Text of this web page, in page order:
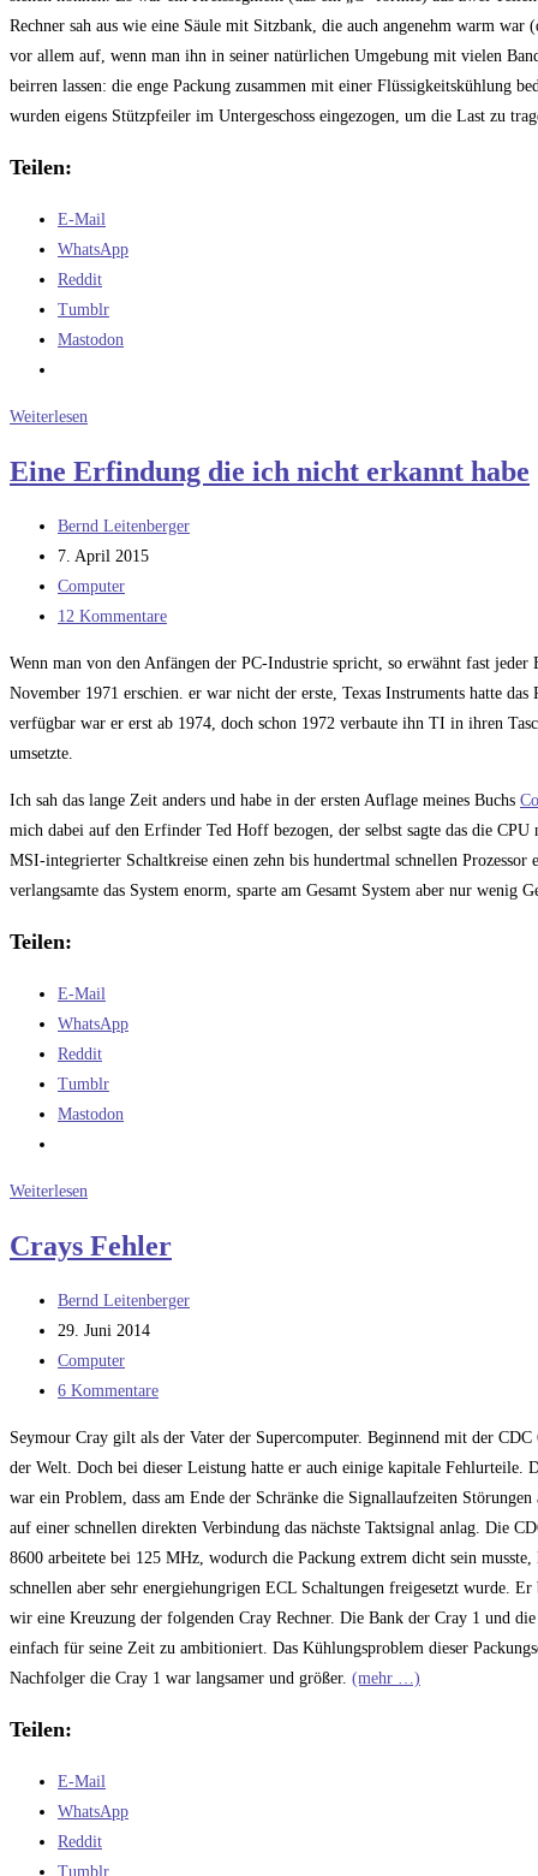
Rechner sah aus wie eine Säule mit Sitzbank, die auch angenehm warm
vor allem auf, wenn man ihn in seiner natürlichen Umgebung mit vielen
beirren lassen: die enge Packung zusammen mit einer Flüssigkeitskühlung
wurden eigens Stützpfeiler im Untergeschoss eingezogen, um die Last zu
Teilen:
E-Mail
WhatsApp
Reddit
Tumblr
Mastodon
Weiterlesen
ist
Cray-
Vektorrechner
(2)
Eine Erfindung die ich nicht erkannt habe
Beitrags-
Autor:
Bernd Leitenberger
Beitrag
veröffentlicht:
7. April 2015
Beitrags-
Kategorie:
Computer
Beitrags-
12 Kommentare
Wenn man von den Anfängen der PC-Industrie spricht, so erwähnt fast
November 1971 erschien. er war nicht der erste, Texas Instruments hatte
verfügbar war er erst ab 1974, doch schon 1972 verbaute ihn TI in ihren
umsetzte.
Ich sah das lange Zeit anders und habe in der ersten Auflage meines Buchs
mich dabei auf den Erfinder Ted Hoff bezogen, der selbst sagte das die
MSI-integrierter Schaltkreise einen zehn bis hundertmal schnellen
verlangsamte das System enorm, sparte am Gesamt System aber nur wenig
Teilen:
E-Mail
WhatsApp
Reddit
Tumblr
Mastodon
Weiterlesen
die
nicht
erkannt
habe
Crays Fehler
Beitrags-
Autor:
Bernd Leitenberger
Beitrag
veröffentlicht:
29. Juni 2014
Beitrags-
Kategorie:
Computer
Beitrags-
6 Kommentare
Seymour Cray gilt als der Vater der Supercomputer. Beginnend mit der
der Welt. Doch bei dieser Leistung hatte er auch einige kapitale Fehlurteile.
war ein Problem, dass am Ende der Schränke die Signallaufzeiten
auf einer schnellen direkten Verbindung das nächste Taktsignal anlag. Die
8600 arbeitete bei 125 MHz, wodurch die Packung extrem dicht sein
schnellen aber sehr energiehungrigen ECL Schaltungen freigesetzt wurde.
wir eine Kreuzung der folgenden Cray Rechner. Die Bank der Cray 1 und
einfach für seine Zeit zu ambitioniert. Das Kühlungsproblem dieser
Nachfolger die Cray 1 war langsamer und größer. (mehr …)
Teilen:
E-Mail
WhatsApp
Reddit
Tumblr